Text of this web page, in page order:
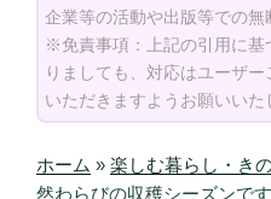
企業等の活動や出版等での無
※免責事項：上記の引用に基
りましても、対応はユーザ
いただきますようお願いいた
ホーム » 楽しむ暮らし・き
然わらびの収穫シーズンで